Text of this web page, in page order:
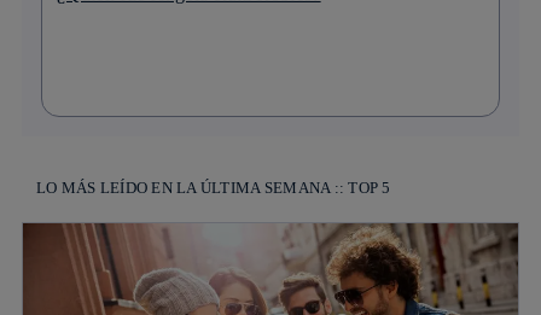
LO MÁS LEÍDO EN LA ÚLTIMA SEMANA :: TOP 5